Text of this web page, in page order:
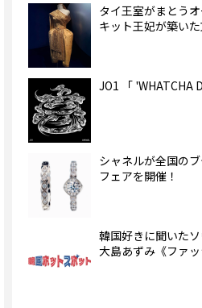
タイ王室がまとう
キット王妃が築いた
JO1 「 'WHATCHA
シャネルが全国の
フェアを開催！
韓国好きに聞いた
大島あずみ《ファッ